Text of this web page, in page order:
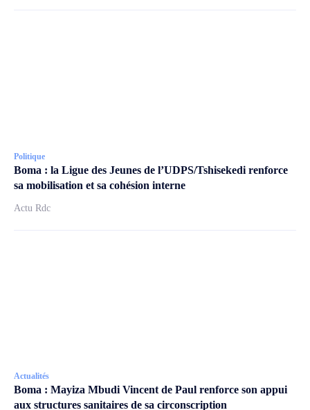
Politique
Boma : la Ligue des Jeunes de l’UDPS/Tshisekedi renforce
sa mobilisation et sa cohésion interne
Actu Rdc
Actualités
Boma : Mayiza Mbudi Vincent de Paul renforce son appui
aux structures sanitaires de sa circonscription